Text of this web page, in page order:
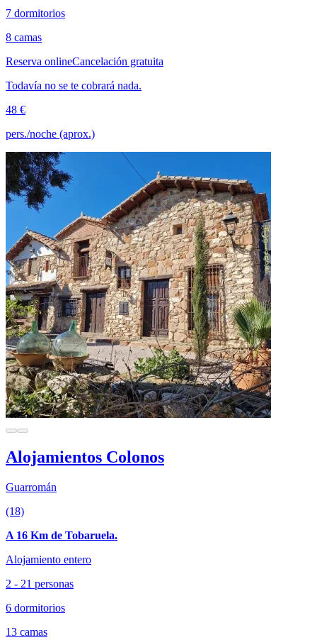
7 dormitorios
8 camas
Reserva onlineCancelación gratuita
Todavía no se te cobrará nada.
48 €
pers./noche (aprox.)
Alojamientos Colonos
Guarromán
(18)
A 16 Km de Tobaruela.
Alojamiento entero
2 - 21 personas
6 dormitorios
13 camas